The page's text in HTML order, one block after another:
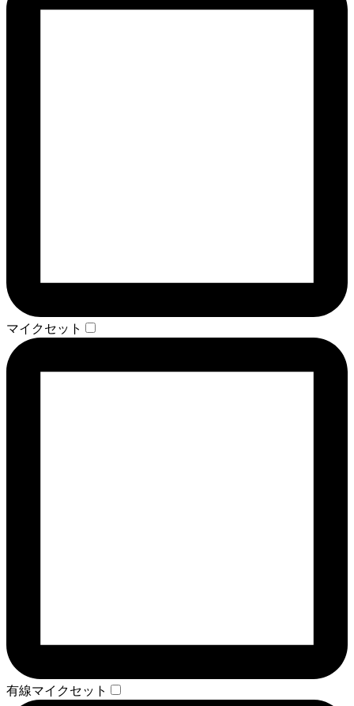
マイクセット
有線マイクセット